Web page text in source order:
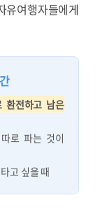
여행자들에게
환전하고 남은
로 파는 것이
고 싶을 때